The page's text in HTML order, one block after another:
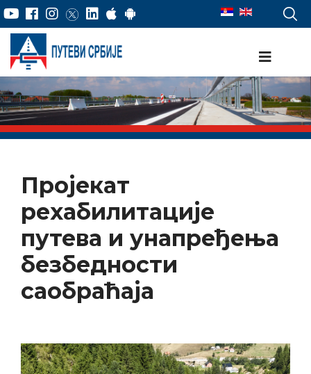
Пројекат
рехабилитације
путева и унапређења
безбедности
саобраћаја